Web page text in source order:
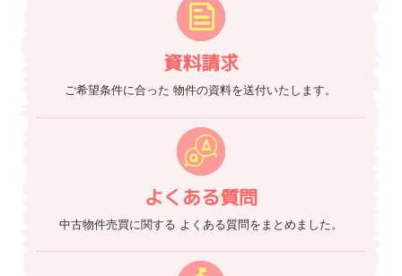
資料請求
ご希望条件に合った 物件の資料を送付いたします。
よくある質問
中古物件売買に関する よくある質問をまとめました。